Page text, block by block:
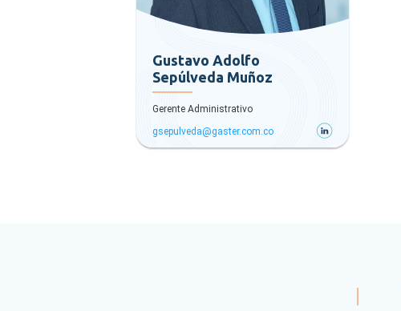
Gustavo Adolfo
Sepúlveda Muñoz
Gerente Administrativo
gsepulveda@gaster.com.co